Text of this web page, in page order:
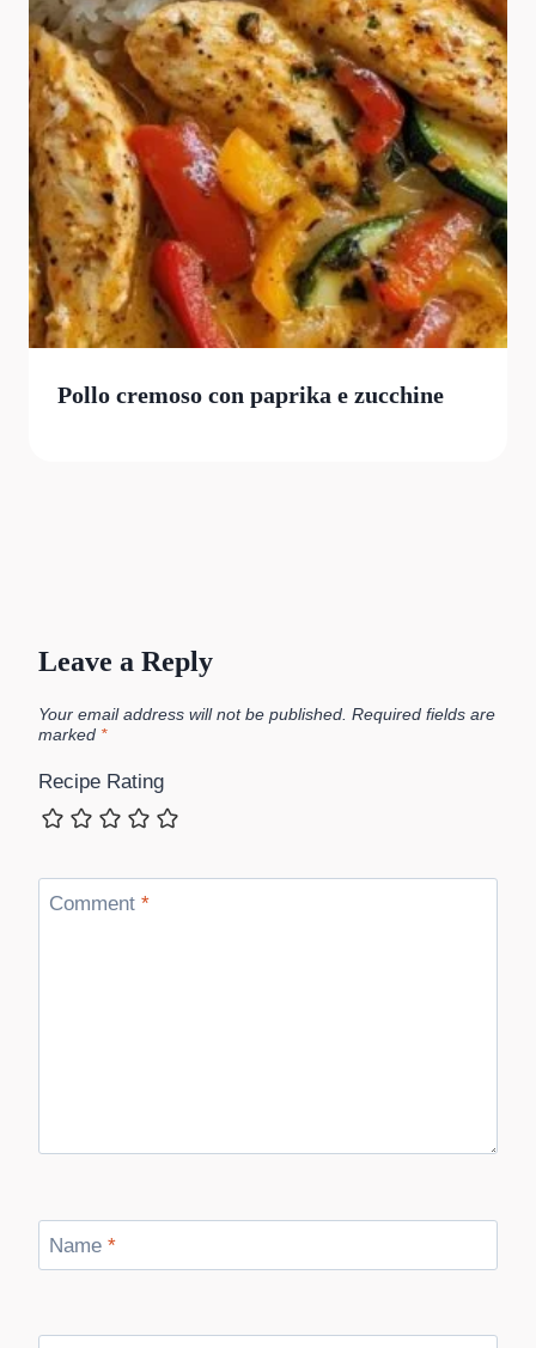
Pollo cremoso con paprika e zucchine
Leave a Reply
Your email address will not be published. Required fields are
marked *
Recipe Rating
Comment *
Name *